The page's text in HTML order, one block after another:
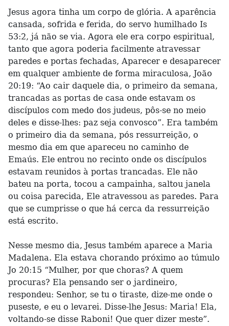
Jesus agora tinha um corpo de glória. A aparência
cansada, sofrida e ferida, do servo humilhado Is
53:2, já não se via. Agora ele era corpo espiritual,
tanto que agora poderia facilmente atravessar
paredes e portas fechadas, Aparecer e desaparecer
em qualquer ambiente de forma miraculosa, João
20:19: “Ao cair daquele dia, o primeiro da semana,
trancadas as portas de casa onde estavam os
discípulos com medo dos judeus, pôs-se no meio
deles e disse-lhes: paz seja convosco”. Era também
o primeiro dia da semana, pós ressurreição, o
mesmo dia em que apareceu no caminho de
Emaús. Ele entrou no recinto onde os discípulos
estavam reunidos à portas trancadas. Ele não
bateu na porta, tocou a campainha, saltou janela
ou coisa parecida, Ele atravessou as paredes. Para
que se cumprisse o que há cerca da ressurreição
está escrito.
Nesse mesmo dia, Jesus também aparece a Maria
Madalena. Ela estava chorando próximo ao túmulo
Jo 20:15 “Mulher, por que choras? A quem
procuras? Ela pensando ser o jardineiro,
respondeu: Senhor, se tu o tiraste, dize-me onde o
puseste, e eu o levarei. Disse-lhe Jesus: Maria! Ela,
voltando-se disse Raboni! Que quer dizer meste”.